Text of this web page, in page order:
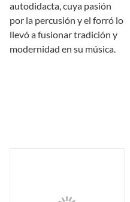
autodidacta, cuya pasión
por la percusión y el forró lo
llevó a fusionar tradición y
modernidad en su música.